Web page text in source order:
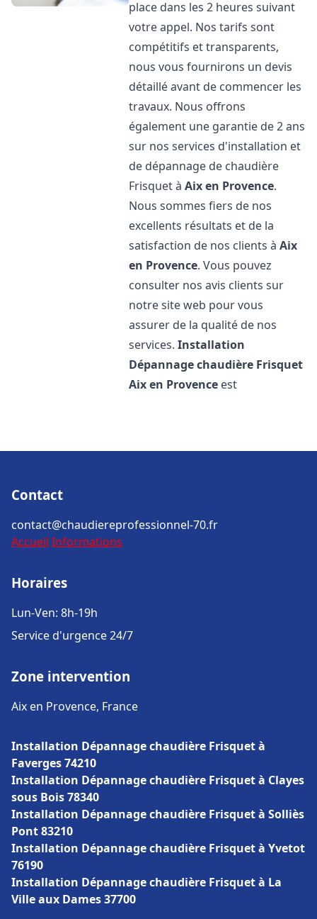
place dans les 2 heures suivant
votre appel. Nos tarifs sont
compétitifs et transparents,
nous vous fournirons un devis
détaillé avant de commencer les
travaux. Nous offrons
également une garantie de 2 ans
sur nos services d'installation et
de dépannage de chaudière
Frisquet àAix en Provence.
Nous sommes fiers de nos
excellents résultats et de la
satisfaction de nos clients àAix
en Provence. Vous pouvez
consulter nos avis clients sur
notre site web pour vous
assurer de la qualité de nos
services.Installation
Dépannage chaudière Frisquet
Aix en Provence est
Contact
contact@chaudiereprofessionnel-70.fr
Accueil Informations
Horaires
Lun-Ven: 8h-19h
Service d'urgence 24/7
Zone intervention
Aix en Provence, France
Installation Dépannage chaudière Frisquet à
Faverges 74210
Installation Dépannage chaudière Frisquet à Clayes
sous Bois 78340
Installation Dépannage chaudière Frisquet à Solliès
Pont 83210
Installation Dépannage chaudière Frisquet à Yvetot
76190
Installation Dépannage chaudière Frisquet à La
Ville aux Dames 37700